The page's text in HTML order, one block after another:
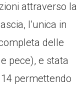
attraverso la
l’unica in
delle
pece), e stata
permettendo